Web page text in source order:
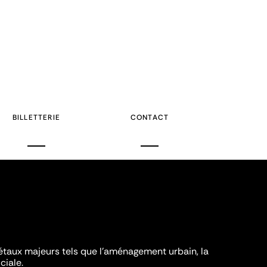
BILLETTERIE CONTACT
majeurs tels que l'aménagement urbain, la